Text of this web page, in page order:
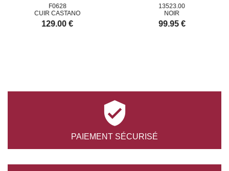
F0628
CUIR CASTANO
129.00 €
13523.00
NOIR
99.95 €

PAIEMENT SÉCURISÉ